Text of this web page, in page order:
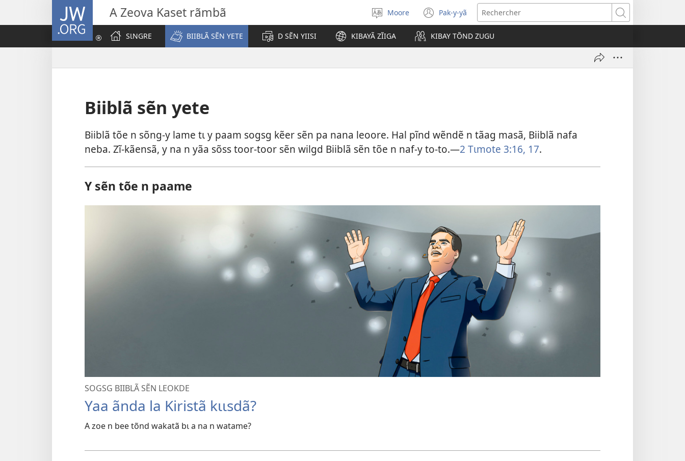
JW.ORG A Zeova Kaset rãmbã
Yãk-
y
buud-
gomde
Moore Pak-y-yã
(ouvre
une
nouvelle
fenêtre)
Rechercher
SƖNGRE
BIIBLÃ SẼN YETE D SẼN YIISI KIBAYÃ ZĨIGA KIBAY TÕND ZUGU
Biiblã sẽn yete
Biiblã tõe n sõng-y lame tɩ y paam sogsg kẽer sẽn pa nana leoore. Hal pĩnd wẽndẽ n tãag masã, Biiblã nafa
neba. Zĩ-kãensã, y na n yãa sõss toor-toor sẽn wilgd Biiblã sẽn tõe n naf-y to-to.—2 Tɩmote 3:16, 17.
Y sẽn tõe n paame
SOGSG BIIBLÃ SẼN LEOKDE
Yaa ãnda la Kiristã kɩɩsdã?
A zoe n bee tõnd wakatã bɩ a na n watame?